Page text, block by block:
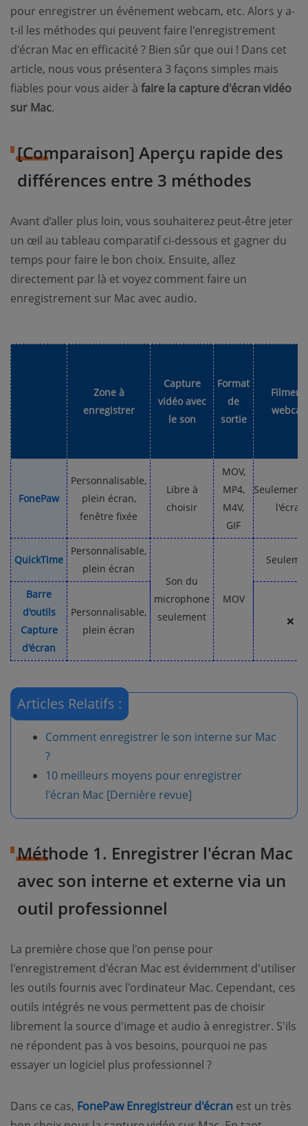
pour enregistrer un événement webcam, etc. Alors y a-
t-il les méthodes qui peuvent faire l'enregistrement
d'écran Mac en efficacité ? Bien sûr que oui ! Dans cet
article, nous vous présentera 3 façons simples mais
fiables pour vous aider à faire la capture d'écran vidéo
sur Mac.
[Comparaison] Aperçu rapide des
différences entre 3 méthodes
Avant d’aller plus loin, vous souhaiterez peut-être jeter
un œil au tableau comparatif ci-dessous et gagner du
temps pour faire le bon choix. Ensuite, allez
directement par là et voyez comment faire un
enregistrement sur Mac avec audio.
Zone à
enregistrer
Capture
vidéo avec
le son
Format
de
sortie
Filmer
FonePaw
Personnalisable,
plein écran,
fenêtre fixée
Libre à
choisir
MOV,
MP4,
M4V,
GIF
l'écran
QuickTime
Personnalisable,
plein écran
Son du
microphone
seulement
MOV
Barre
d'outils
Capture
d'écran
Personnalisable,
plein écran
❌
Articles Relatifs :
Comment enregistrer le son interne sur Mac
?
10 meilleurs moyens pour enregistrer
l'écran Mac [Dernière revue]
Méthode 1. Enregistrer l'écran Mac
avec son interne et externe via un
outil professionnel
La première chose que l'on pense pour
l'enregistrement d'écran Mac est évidemment d'utiliser
les outils fournis avec l'ordinateur Mac. Cependant, ces
outils intégrés ne vous permettent pas de choisir
librement la source d'image et audio à enregistrer. S'ils
ne répondent pas à vos besoins, pourquoi ne pas
essayer un logiciel plus professionnel ?
Dans ce cas, FonePaw Enregistreur d'écran est un très